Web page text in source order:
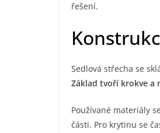
řešení.
Sedlová střecha se
Základ tvoří krokve a
Používané materiály
části. Pro krytinu se